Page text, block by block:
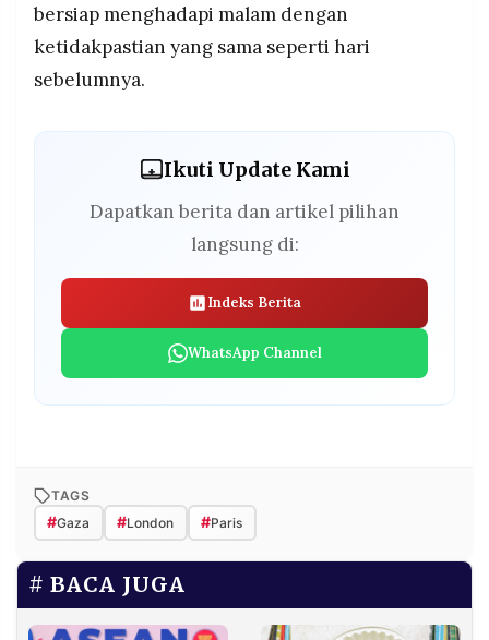
bersiap menghadapi malam dengan
ketidakpastian yang sama seperti hari
sebelumnya.
Ikuti Update Kami
Dapatkan berita dan artikel pilihan
langsung di:
Indeks Berita
WhatsApp Channel
TAGS
#Gaza #London #Paris
BACA JUGA